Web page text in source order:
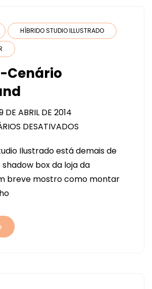
HÍBRIDO STUDIO ILLUSTRADO
Cenário
DE ABRIL DE 2014
DESATIVADOS
CENÁRIO
NEVERLAND
Ilustrado está demais de
shadow box da loja da
breve mostro como montar